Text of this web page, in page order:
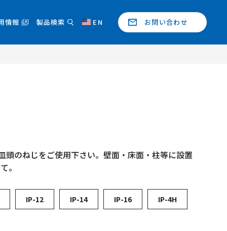
情報 製品検索 EN お問い合わせ
のねじをご使用下さい。壁面・床面・柱等に設置
。
IP-12 IP-14 IP-16 IP-4H